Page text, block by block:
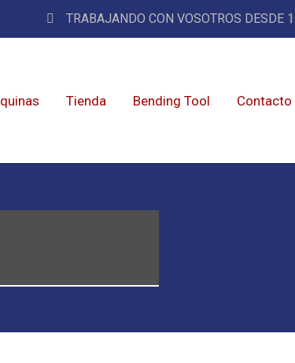
TRABAJANDO CON VOSOTROS DESDE
Tienda Bending Tool Contacto